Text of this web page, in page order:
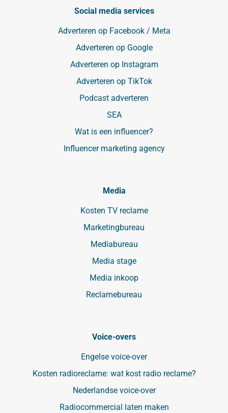
Social media services
Adverteren op Facebook / Meta
Adverteren op Google
Adverteren op Instagram
Adverteren op TikTok
Podcast adverteren
SEA
Wat is een influencer?
Influencer marketing agency
Media
Kosten TV reclame
Marketingbureau
Mediabureau
Media stage
Media inkoop
Reclamebureau
Voice-overs
Engelse voice-over
Kosten radioreclame: wat kost radio reclame?
Nederlandse voice-over
Radiocommercial laten maken